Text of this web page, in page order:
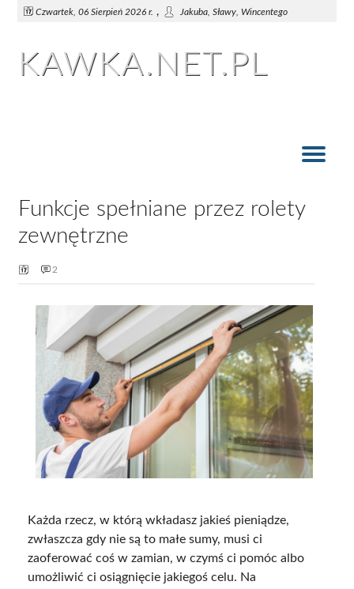
Czwartek, 06 Sierpień 2026 r. , Jakuba, Sławy, Wincentego
KAWKA.NET.PL
Funkcje spełniane przez rolety
zewnętrzne
2
Każda rzecz, w którą wkładasz jakieś pieniądze,
zwłaszcza gdy nie są to małe sumy, musi ci
zaoferować coś w zamian, w czymś ci pomóc albo
umożliwić ci osiągnięcie jakiegoś celu. Na